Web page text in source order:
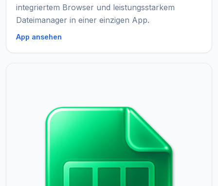
integriertem Browser und leistungsstarkem
Dateimanager in einer einzigen App.
App ansehen